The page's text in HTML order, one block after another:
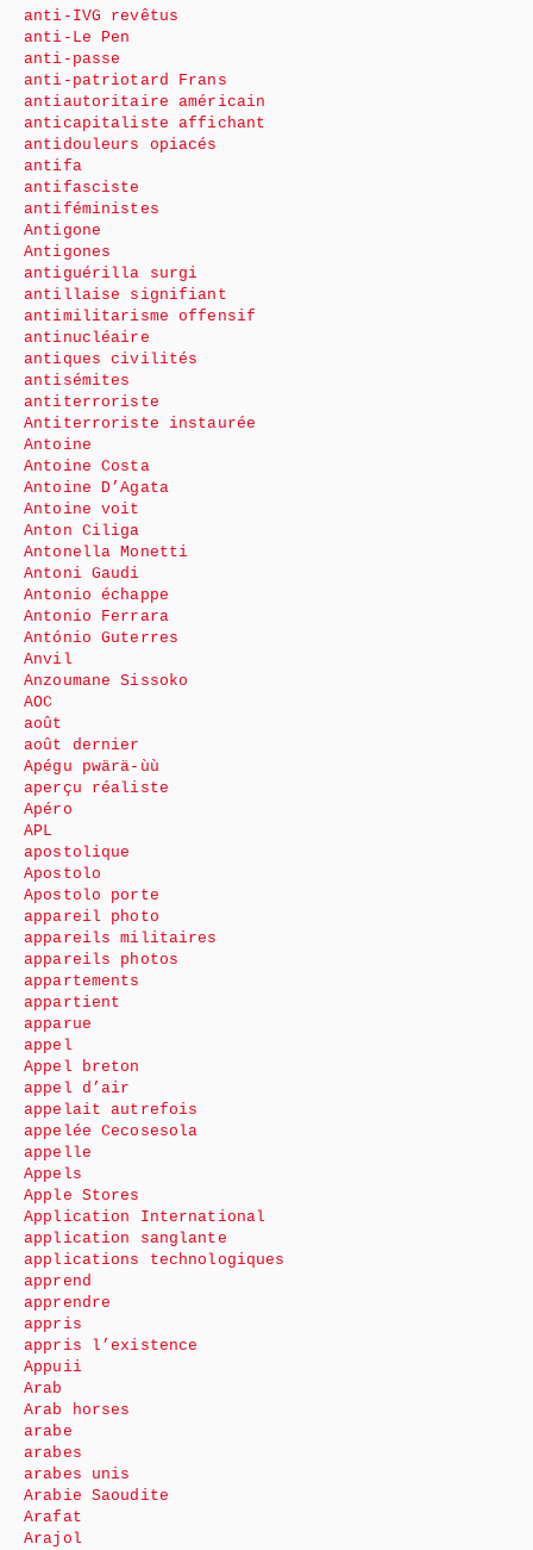
anti-IVG revêtus
anti-Le Pen
anti-passe
anti-patriotard Frans
antiautoritaire américain
anticapitaliste affichant
antidouleurs opiacés
antifa
antifasciste
antiféministes
Antigone
Antigones
antiguérilla surgi
antillaise signifiant
antimilitarisme offensif
antinucléaire
antiques civilités
antisémites
antiterroriste
Antiterroriste instaurée
Antoine
Antoine Costa
Antoine D’Agata
Antoine voit
Anton Ciliga
Antonella Monetti
Antoni Gaudi
Antonio échappe
Antonio Ferrara
António Guterres
Anvil
Anzoumane Sissoko
AOC
août
août dernier
Apégu pwärä-ùù
aperçu réaliste
Apéro
APL
apostolique
Apostolo
Apostolo porte
appareil photo
appareils militaires
appareils photos
appartements
appartient
apparue
appel
Appel breton
appel d’air
appelait autrefois
appelée Cecosesola
appelle
Appels
Apple Stores
Application International
application sanglante
applications technologiques
apprend
apprendre
appris
appris l’existence
Appuii
Arab
Arab horses
arabe
arabes
arabes unis
Arabie Saoudite
Arafat
Arajol